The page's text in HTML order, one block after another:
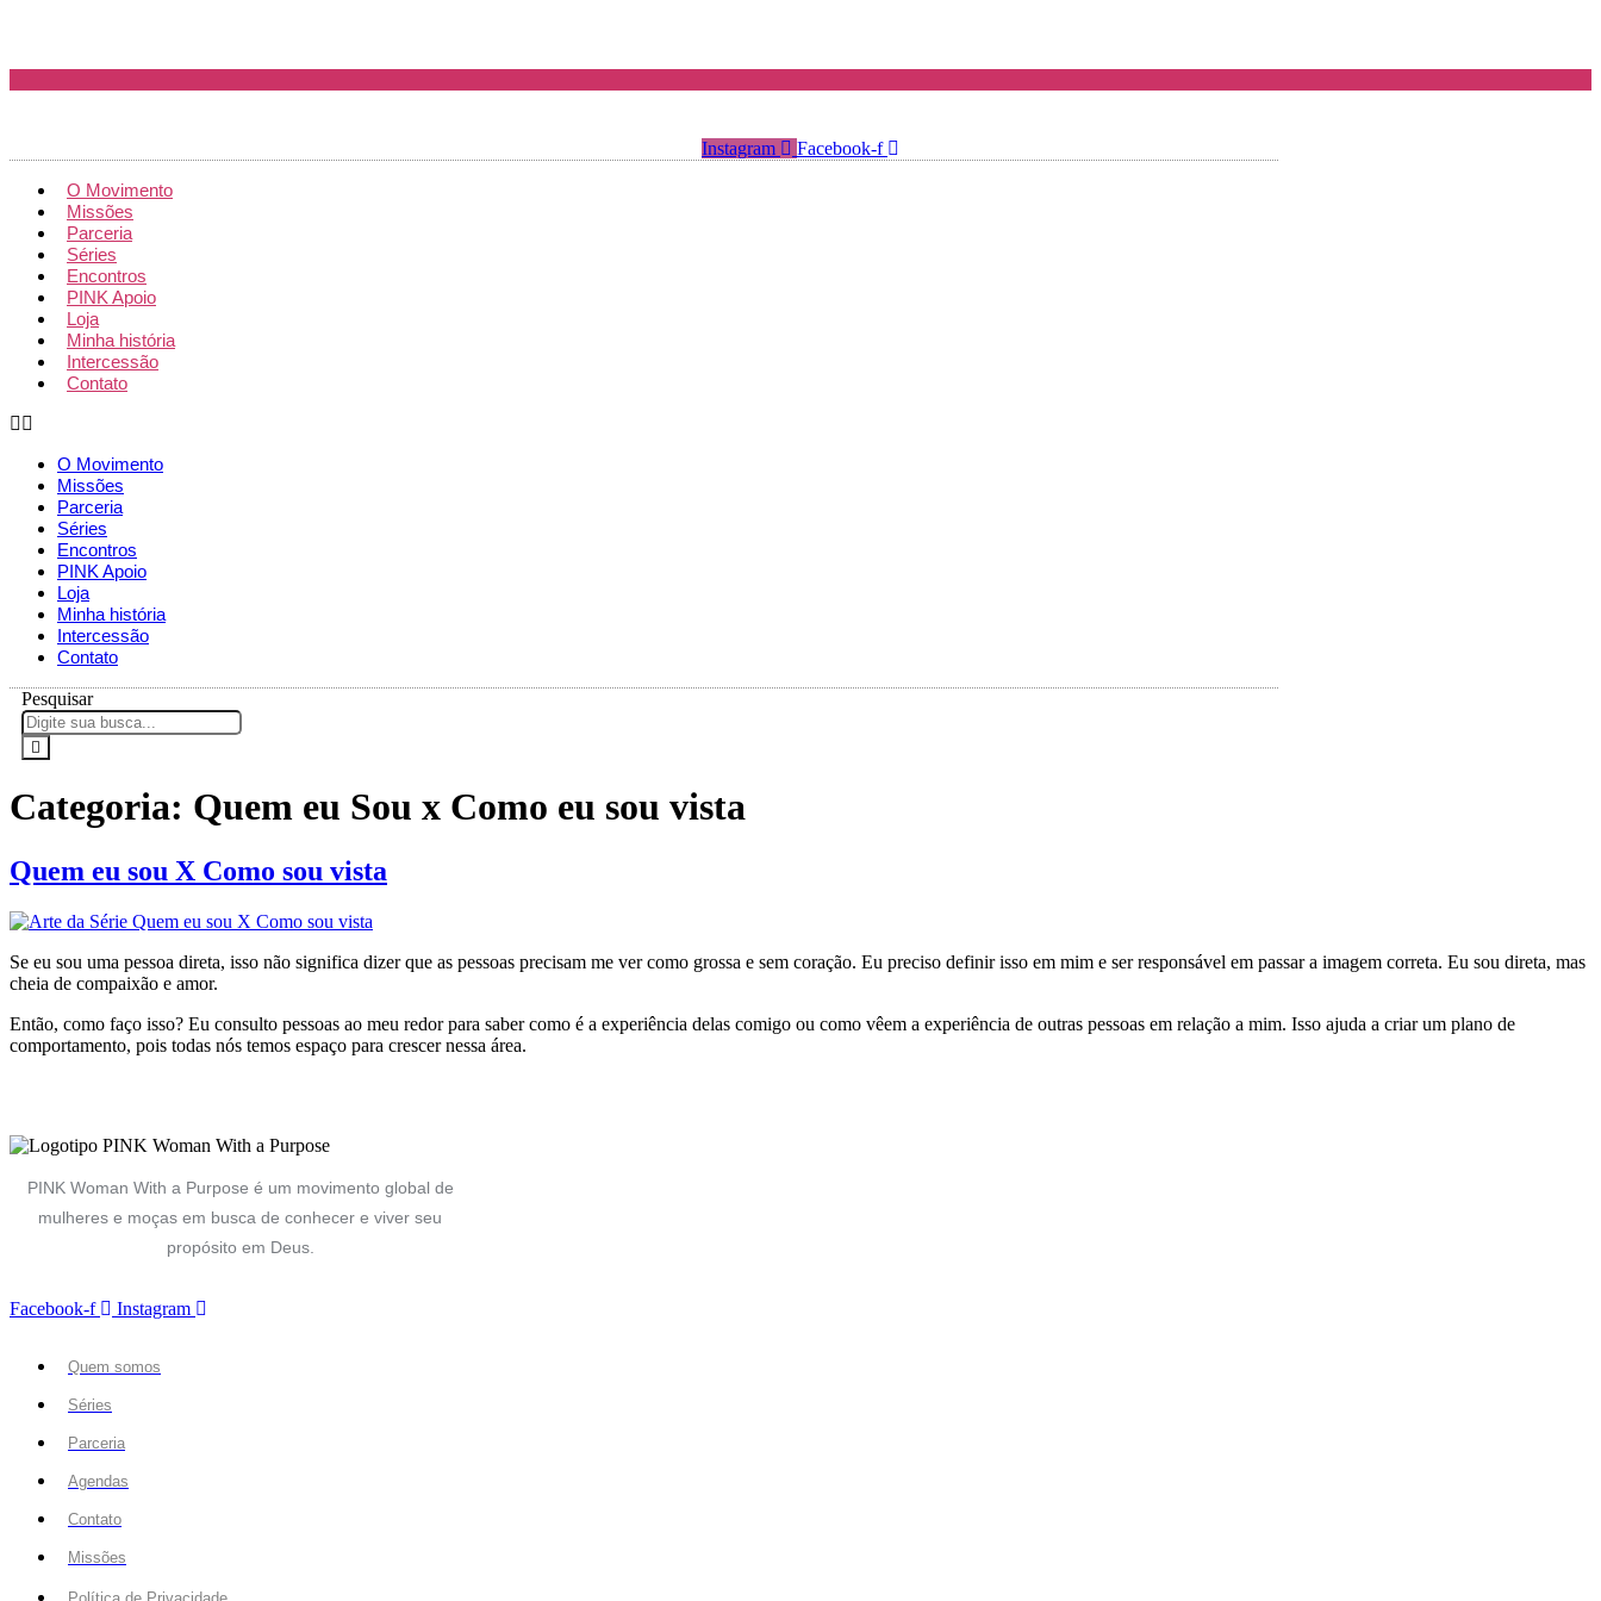
Instagram Facebook-f
O Movimento
Missões
Parceria
Séries
Encontros
PINK Apoio
Loja
Minha história
Intercessão
Contato
O Movimento
Missões
Parceria
Séries
Encontros
PINK Apoio
Loja
Minha história
Intercessão
Contato
Pesquisar
Categoria: Quem eu Sou x Como eu sou vista
Quem eu sou X Como sou vista
Se eu sou uma pessoa direta, isso não significa dizer que as pessoas precisam me ver como grossa e sem coração. Eu preciso definir isso em mim e ser responsável em passar a imagem correta. Eu sou direta, mas
cheia de compaixão e amor.
Então, como faço isso? Eu consulto pessoas ao meu redor para saber como é a experiência delas comigo ou como vêem a experiência de outras pessoas em relação a mim. Isso ajuda a criar um plano de
comportamento, pois todas nós temos espaço para crescer nessa área.
PINK Woman With a Purpose é um movimento global de
mulheres e moças em busca de conhecer e viver seu
propósito em Deus.
Facebook-f Instagram
Quem somos
Séries
Parceria
Agendas
Contato
Missões